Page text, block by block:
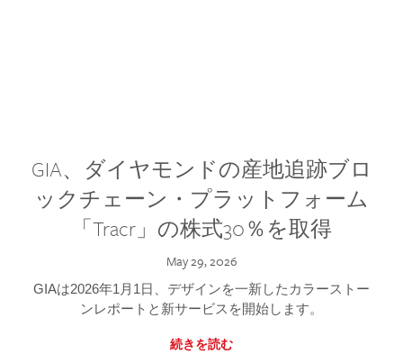
GIA、ダイヤモンドの産地追跡ブロ
ックチェーン・プラットフォーム
「Tracr」の株式30％を取得
May 29, 2026
GIAは2026年1月1日、デザインを一新したカラーストー
ンレポートと新サービスを開始します。
続きを読む